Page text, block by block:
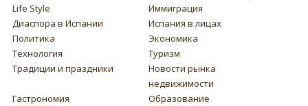
Life Style
Иммиграция
Диаспора в Испании
Испания в лицах
Политика
Экономика
Технология
Туризм
Традиции и праздники
Новости рынка
недвижимости
Гастрономия
Образование